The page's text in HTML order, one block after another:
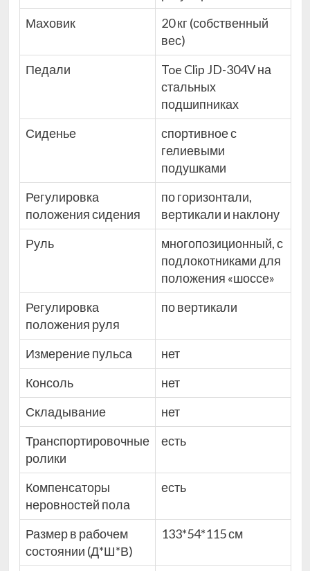
Маховик
20 кг (собственный
вес)
Педали
Toe Clip JD-304V на
стальных
подшипниках
Сиденье
спортивное с
гелиевыми
подушками
Регулировка
положения сидения
по горизонтали,
вертикали и наклону
Руль
многопозиционный, с
подлокотниками для
положения «шоссе»
Регулировка
положения руля
по вертикали
Измерение пульса
нет
Консоль
нет
Складывание
нет
Транспортировочные
ролики
есть
Компенсаторы
неровностей пола
есть
Размер в рабочем
состоянии (Д*Ш*В)
133*54*115 см